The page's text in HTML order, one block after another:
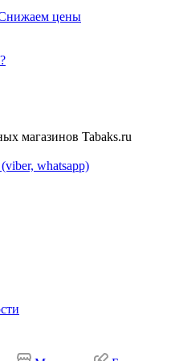
Снижаем цены
магазинов Tabaks.ru
whatsapp)